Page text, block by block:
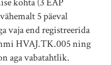
5 päeval
vaja end registreerida
HVAJ.TK.005 ning
aga vabatahtlik.